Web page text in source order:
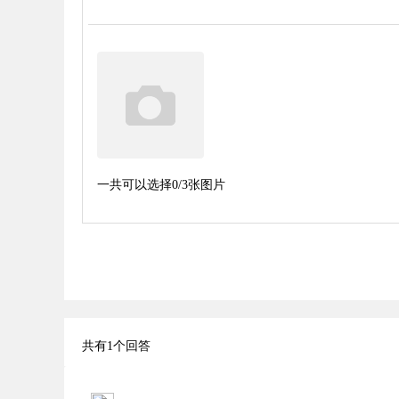
一共可以选择0/3张图片
共有1个回答